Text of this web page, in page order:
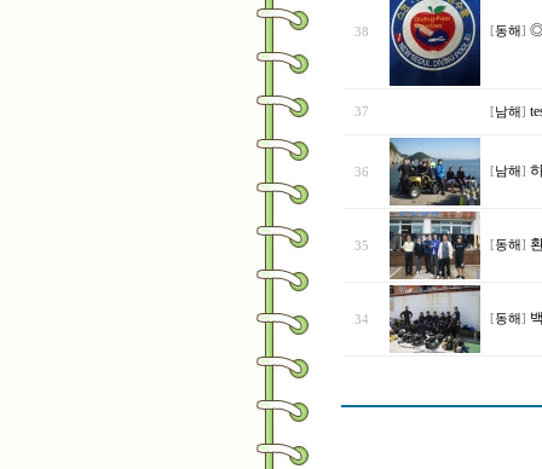
38 [동해] ◎
37 [남해]
36 [남해]
35 [동해]
34 [동해]